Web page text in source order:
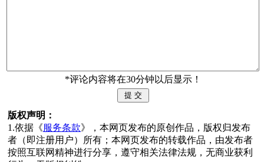
*评论内容将在30分钟以后显示！
版权声明：
1.依据《服务条款》，本网页发布的原创作品，版权归发布
者（即注册用户）所有；本网页发布的转载作品，由发布者
按照互联网精神进行分享，遵守相关法律法规，无商业获利